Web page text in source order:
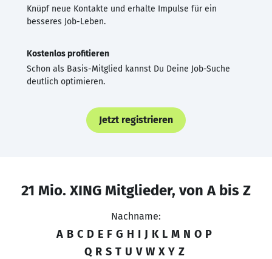
Knüpf neue Kontakte und erhalte Impulse für ein
besseres Job-Leben.
Kostenlos profitieren
Schon als Basis-Mitglied kannst Du Deine Job-Suche
deutlich optimieren.
Jetzt registrieren
21 Mio. XING Mitglieder, von A bis Z
Nachname:
A B C D E F G H I J K L M N O P
Q R S T U V W X Y Z